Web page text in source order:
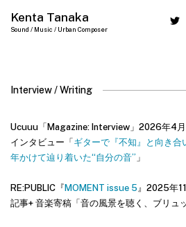
Kenta Tanaka
Sound / Music / Urban Composer
Interview / Writing
Ucuuu「Magazine: Interview」2026年4
インタビュー「ギターで『不知』と向き
年かけて辿り着いた“自分の音” 」
RE:PUBLIC『MOMENT issue 5 』2025年
記事+ 音楽寄稿「音の風景を聴く、ブリュ